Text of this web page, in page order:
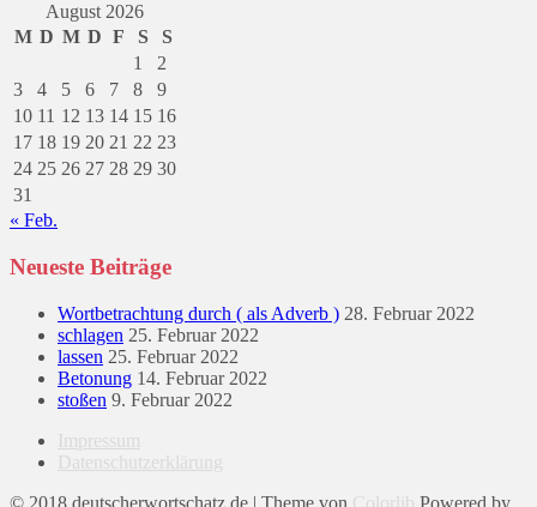
August 2026
M D M D F S
S
1
2
3
4 5 6 7 8
9
10 11 12 13 14 15 16
17 18 19 20 21 22 23
24 25 26 27 28 29 30
31
« Feb.
Neueste Beiträge
Wortbetrachtung durch ( als Adverb ) 28. Februar 2022
schlagen 25. Februar 2022
lassen 25. Februar 2022
Betonung 14. Februar 2022
stoßen 9. Februar 2022
Impressum
Datenschutzerklärung
© 2018 deutscherwortschatz.de | Theme von Colorlib Powered by